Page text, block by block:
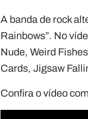
A banda de rock
Rainbows”. No
Nude, Weird
Cards, Jigsaw
Confira o vídeo